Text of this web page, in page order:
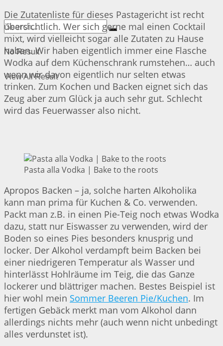
No Result
View All Result
Die Zutatenliste für dieses Pastagericht ist recht
übersichtlich. Wer sich gerne mal einen Cocktail
mixt, wird vielleicht sogar alle Zutaten zu Hause
haben. Wir haben eigentlich immer eine Flasche
Wodka auf dem Küchenschrank rumstehen… auch
wenn wir davon eigentlich nur selten etwas
trinken. Zum Kochen und Backen eignet sich das
Zeug aber zum Glück ja auch sehr gut. Schlecht
wird das Feuerwasser also nicht.
Pasta alla Vodka | Bake to the roots
Apropos Backen – ja, solche harten Alkoholika
kann man prima für Kuchen & Co. verwenden.
Packt man z.B. in einen Pie-Teig noch etwas Wodka
dazu, statt nur Eiswasser zu verwenden, wird der
Boden so eines Pies besonders knusprig und
locker. Der Alkohol verdampft beim Backen bei
einer niedrigeren Temperatur als Wasser und
hinterlässt Hohlräume im Teig, die das Ganze
lockerer und blättriger machen. Bestes Beispiel ist
hier wohl mein Sommer Beeren Pie/Kuchen. Im
fertigen Gebäck merkt man vom Alkohol dann
allerdings nichts mehr (auch wenn nicht unbedingt
alles verdunstet ist).